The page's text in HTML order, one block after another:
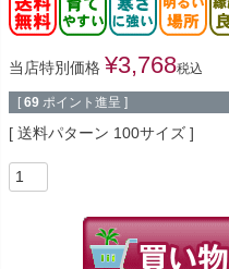
当店特別価格 ¥3,768税込
[ 69 ポイント進呈 ]
送料パターン 100サイズ